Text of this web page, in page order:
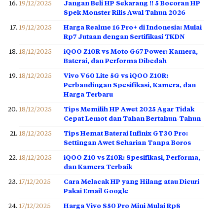
19/12/2025
Jangan Beli HP Sekarang !! 5 Bocoran HP
Spek Monster Rilis Awal Tahun 2026
19/12/2025
Harga Realme 16 Pro+ di Indonesia: Mulai
Rp7 Jutaan dengan Sertifikasi TKDN
18/12/2025
iQOO Z10R vs Moto G67 Power: Kamera,
Baterai, dan Performa Dibedah
18/12/2025
Vivo V60 Lite 5G vs iQOO Z10R:
Perbandingan Spesifikasi, Kamera, dan
Harga Terbaru
18/12/2025
Tips Memilih HP Awet 2025 Agar Tidak
Cepat Lemot dan Tahan Bertahun-Tahun
18/12/2025
Tips Hemat Baterai Infinix GT30 Pro:
Settingan Awet Seharian Tanpa Boros
18/12/2025
iQOO Z10 vs Z10R: Spesifikasi, Performa,
dan Kamera Terbaik
17/12/2025
Cara Melacak HP yang Hilang atau Dicuri
Pakai Email Google
17/12/2025
Harga Vivo S50 Pro Mini Mulai Rp8